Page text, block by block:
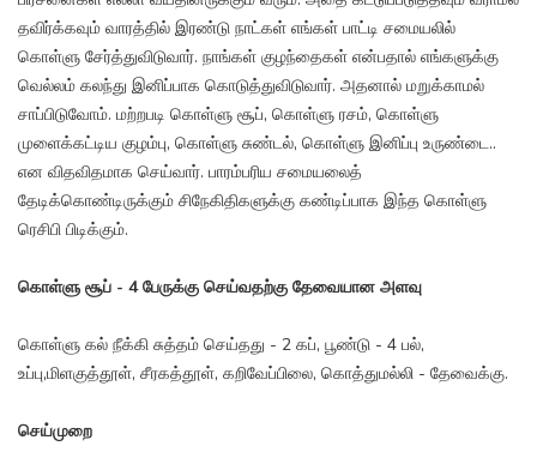
தவிர்க்கவும் வாரத்தில் இரண்டு நாட்கள் எங்கள் பாட்டி சமையலில்
கொள்ளு சேர்த்துவிடுவார். நாங்கள் குழந்தைகள் என்பதால் எங்களுக்கு
வெல்லம் கலந்து இனிப்பாக கொடுத்துவிடுவார். அதனால் மறுக்காமல்
சாப்பிடுவோம். மற்றபடி கொள்ளு சூப், கொள்ளு ரசம், கொள்ளு
முளைக்கட்டிய குழம்பு, கொள்ளு சுண்டல், கொள்ளு இனிப்பு உருண்டை..
என விதவிதமாக செய்வார். பாரம்பரிய சமையலைத்
தேடிக்கொண்டிருக்கும் சிநேகிதிகளுக்கு கண்டிப்பாக இந்த கொள்ளு
ரெசிபி பிடிக்கும்.
கொள்ளு சூப் - 4 பேருக்கு செய்வதற்கு தேவையான அளவு
கொள்ளு கல் நீக்கி சுத்தம் செய்தது - 2 கப், பூண்டு - 4 பல்,
உப்பு,மிளகுத்தூள், சீரகத்தூள், கறிவேப்பிலை, கொத்துமல்லி - தேவைக்கு.
செய்முறை